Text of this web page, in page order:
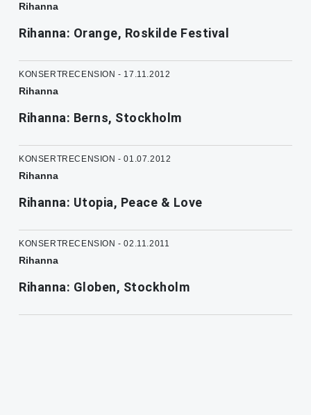
Rihanna
Rihanna: Orange, Roskilde Festival
KONSERTRECENSION - 17.11.2012
Rihanna
Rihanna: Berns, Stockholm
KONSERTRECENSION - 01.07.2012
Rihanna
Rihanna: Utopia, Peace & Love
KONSERTRECENSION - 02.11.2011
Rihanna
Rihanna: Globen, Stockholm